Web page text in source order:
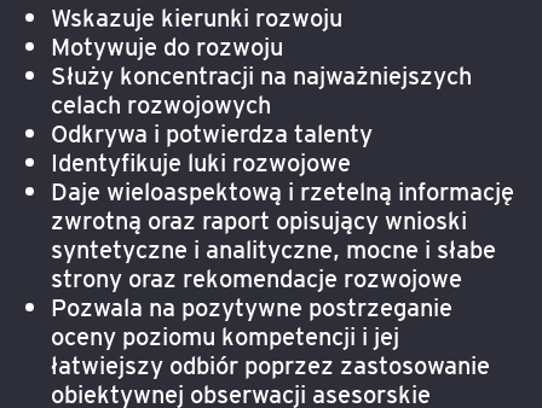
Wskazuje kierunki rozwoju
Motywuje do rozwoju
Służy koncentracji na najważniejszych
celach rozwojowych
Odkrywa i potwierdza talenty
Identyfikuje luki rozwojowe
Daje wieloaspektową i rzetelną informację
zwrotną oraz raport opisujący wnioski
syntetyczne i analityczne, mocne i słabe
strony oraz rekomendacje rozwojowe
Pozwala na pozytywne postrzeganie
oceny poziomu kompetencji i jej
łatwiejszy odbiór poprzez zastosowanie
obiektywnej obserwacji asesorskie